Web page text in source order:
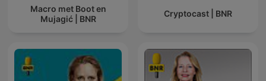
Macro met Boot en
Mujagić | BNR
Cryptocast | BNR